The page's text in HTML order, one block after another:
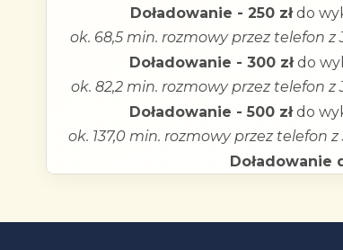
Doładowanie - 250 złdo
ok. 68,5 min. rozmowy przez telefon
Doładowanie - 300 złdo
ok. 82,2 min. rozmowy przez telefon
Doładowanie - 500 złdo
ok. 137,0 min. rozmowy przez telefon
Doładowanie